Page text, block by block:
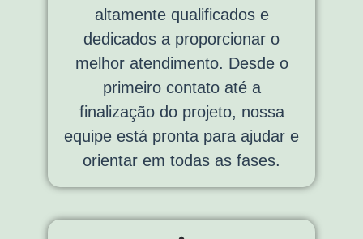
altamente qualificados e
dedicados a proporcionar o
melhor atendimento. Desde o
primeiro contato até a
finalização do projeto, nossa
equipe está pronta para ajudar e
orientar em todas as fases.